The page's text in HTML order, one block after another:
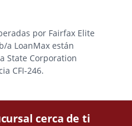
por Fairfax Elite
a LoanMax están
State Corporation
CFI-246.
cerca de ti